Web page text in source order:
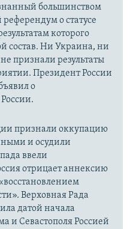
большинством
о статусе
которого
состав. Ни Украина, ни
признали результаты
Президент России
о
признали оккупацию
и осудили
ввели
отрицает аннексию
Верховная Рада
датой начала
и Севастополя Россией